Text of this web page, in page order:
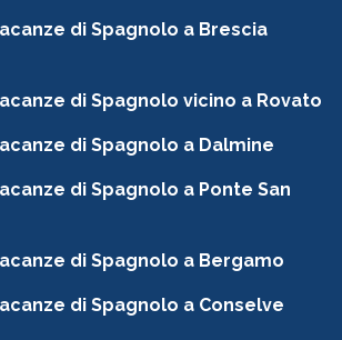
di Spagnolo a Brescia
di Spagnolo vicino a Rovato
di Spagnolo a Dalmine
di Spagnolo a Ponte San
di Spagnolo a Bergamo
di Spagnolo a Conselve